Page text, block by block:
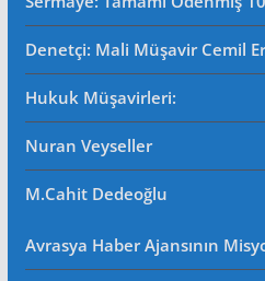
Denetçi: Mali Müşavir Cemil
Hukuk Müşavirleri:
Nuran Veyseller
M.Cahit Dedeoğlu
Avrasya Haber Ajansının